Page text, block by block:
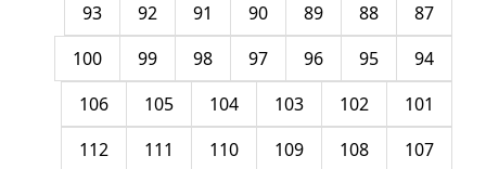
87
88
89
90
91
92
93
94
95
96
97
98
99
100
101
102
103
104
105
106
107
108
109
110
111
112